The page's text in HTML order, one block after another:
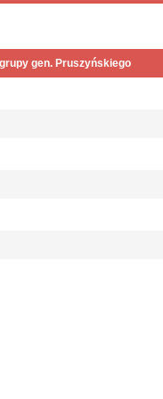
gen. Pruszyńskiego